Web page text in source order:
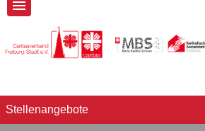
Stellenangebote